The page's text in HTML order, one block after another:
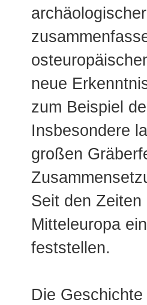
neue
zum Beispiel
Insbesondere
großen
Seit den
Mitteleuropa
feststellen.
Die